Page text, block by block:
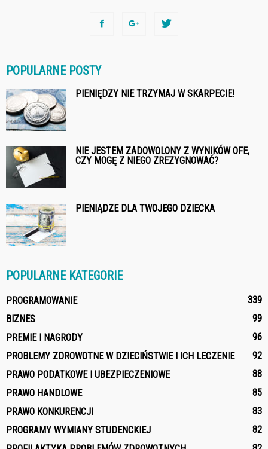
POPULARNE POSTY
PIENIĘDZY NIE TRZYMAJ W SKARPECIE!
NIE JESTEM ZADOWOLONY Z WYNIKÓW OFE,
CZY MOGĘ Z NIEGO ZREZYGNOWAĆ?
PIENIĄDZE DLA TWOJEGO DZIECKA
POPULARNE KATEGORIE
PROGRAMOWANIE
339
BIZNES
99
PREMIE I NAGRODY
96
PROBLEMY ZDROWOTNE W DZIECIŃSTWIE I ICH LECZENIE
92
PRAWO PODATKOWE I UBEZPIECZENIOWE
88
PRAWO HANDLOWE
85
PRAWO KONKURENCJI
83
PROGRAMY WYMIANY STUDENCKIEJ
82